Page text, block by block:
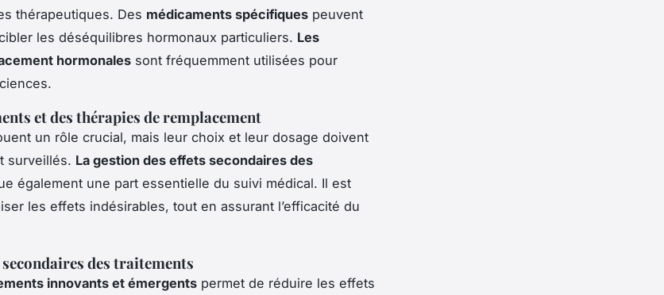
thérapeutiques. Des médicaments spécifiques peuvent
les déséquilibres hormonaux particuliers. Les
hormonales sont fréquemment utilisées pour
et des thérapies de remplacement
un rôle crucial, mais leur choix et leur dosage doivent
surveillés. La gestion des effets secondaires des
également une part essentielle du suivi médical. Il est
les effets indésirables, tout en assurant l’efficacité du
des traitements
innovants et émergents permet de réduire les effets